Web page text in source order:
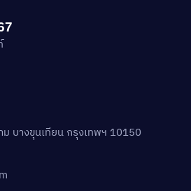
บางขุนเทียน กรุงเทพฯ 10150